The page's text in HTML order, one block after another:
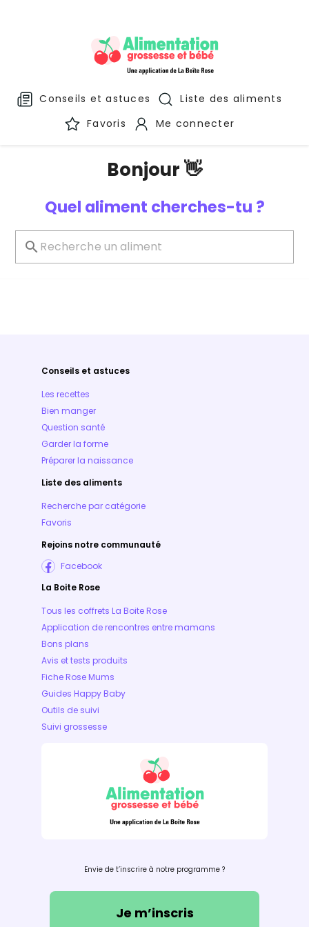
Conseils et astuces
Liste des aliments
Favoris
Me connecter
Bonjour 👋
Quel aliment cherches-tu ?
Conseils et astuces
Les recettes
Bien manger
Question santé
Garder la forme
Préparer la naissance
Liste des aliments
Recherche par catégorie
Favoris
Rejoins notre communauté
Facebook
La Boite Rose
Tous les coffrets La Boite Rose
Application de rencontres entre mamans
Bons plans
Avis et tests produits
Fiche Rose Mums
Guides Happy Baby
Outils de suivi
Suivi grossesse
Envie de t’inscrire à notre programme ?
Je m’inscris